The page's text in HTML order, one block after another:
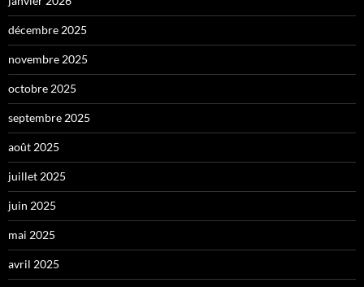
décembre 2025
novembre 2025
octobre 2025
septembre 2025
août 2025
juillet 2025
juin 2025
mai 2025
avril 2025